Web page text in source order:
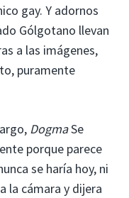
gay. Y adornos
Gólgotano llevan
a las imágenes,
puramente
DogmaSe
porque parece
se haría hoy, ni
la cámara y dijera